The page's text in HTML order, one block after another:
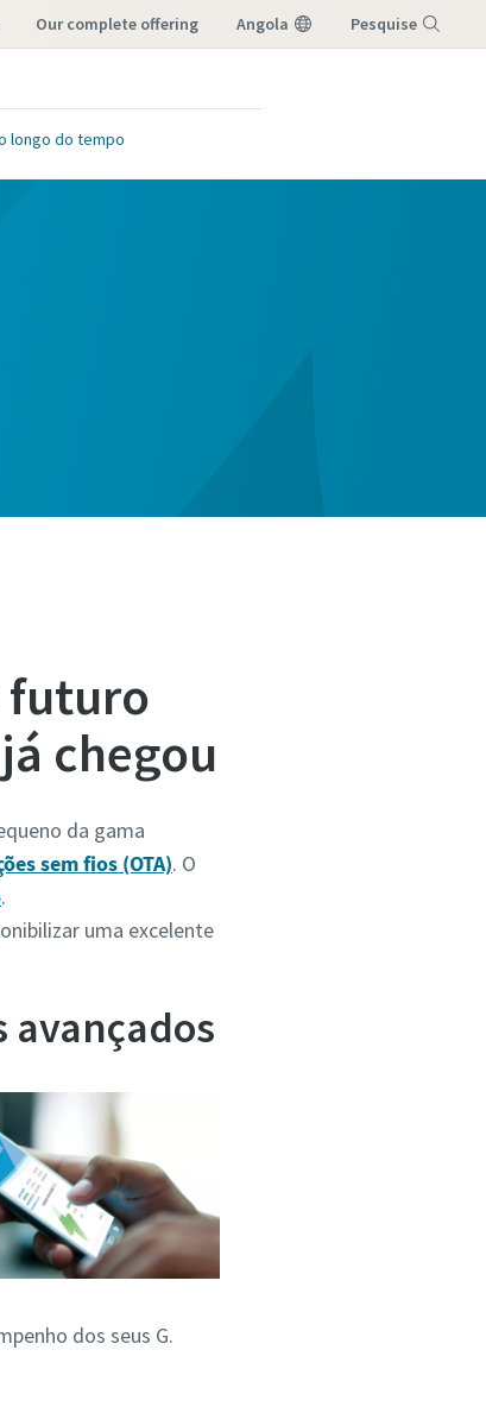
our complete offering Angola Pesquise
longo do tempo
futuro
chegou
da gama
sem fios (OTA). O
.
uma excelente
avançados
dos seus G.